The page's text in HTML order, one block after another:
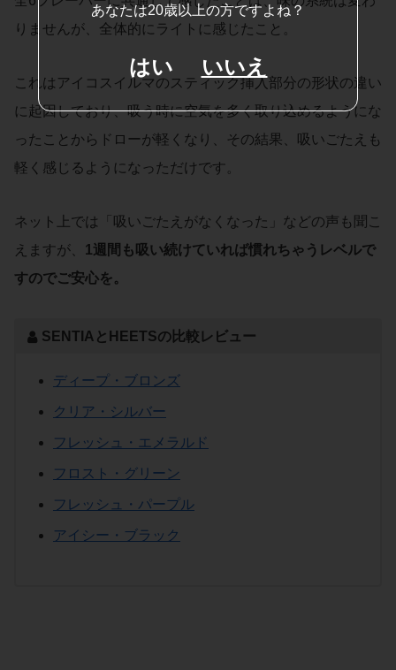
りませんが、全体的にライトに感じたこと。
これはアイコスイルマのスティック挿入部分の形状の違い
に起因しており、吸う時に空気を多く取り込めるようにな
ったことからドローが軽くなり、その結果、吸いごたえも
軽く感じるようになっただけです。
ネット上では「吸いごたえがなくなった」などの声も聞こ
えますが、 1週間も吸い続けていれば慣れちゃうレベルで
すのでご安心を。
SENTIAとHEETSの比較レビュー
ディープ・ブロンズ
クリア・シルバー
フレッシュ・エメラルド
フロスト・グリーン
フレッシュ・パープル
アイシー・ブラック
あなたは20歳以上の方ですよね？
はい いいえ